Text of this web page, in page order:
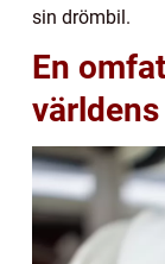
sin drömbil.
En